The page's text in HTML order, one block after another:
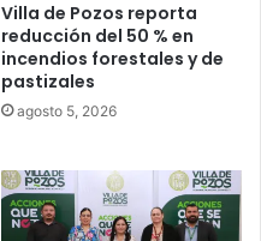
Villa de Pozos reporta
reducción del 50 % en
incendios forestales y de
pastizales
agosto 5, 2026